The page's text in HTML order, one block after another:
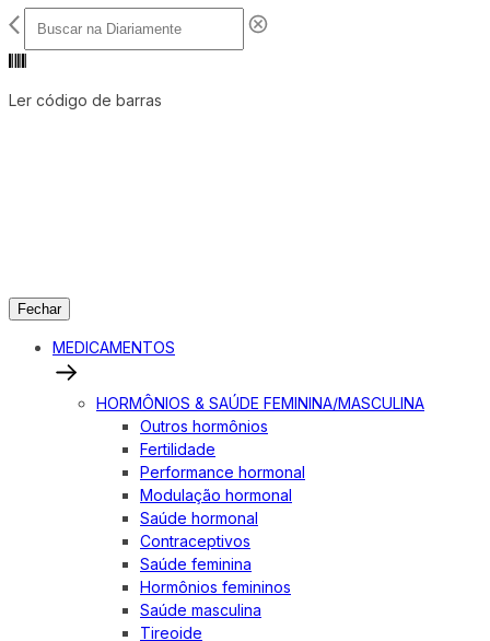
Ler código de barras
Fechar
MEDICAMENTOS
HORMÔNIOS & SAÚDE FEMININA/MASCULINA
Outros hormônios
Fertilidade
Performance hormonal
Modulação hormonal
Saúde hormonal
Contraceptivos
Saúde feminina
Hormônios femininos
Saúde masculina
Tireoide